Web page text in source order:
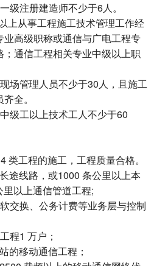
级注册建造师不少于6人。
上从事工程施工技术管理工作经
高级职称或通信与广电工程专
通信工程相关专业中级以上职
场管理人员不少于30人，且施工
全。
级工以上技术工人不少于60
类工程的施工，工程质量合格。
途线路，或1000 条公里以上本
以上通信管道工程;
交换、公务计费等业务层与控制
程1 万户；
的移动通信工程；